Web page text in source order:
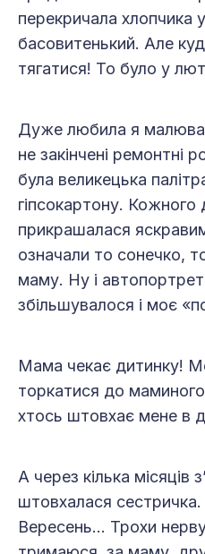
перекричала хлопчика у
басовитенький. Але
тягатися! То було у
Дуже любила я
не закінчені ремонтні
була великецька
гіпсокартону. Кожного
прикрашалася
означали то сонечко,
маму. Ну і
збільшувалося і моє
Мама чекає дитинку!
торкатися до
хтось штовхає мене в
А через кілька місяців
штовхалася
Вересень… Трохи